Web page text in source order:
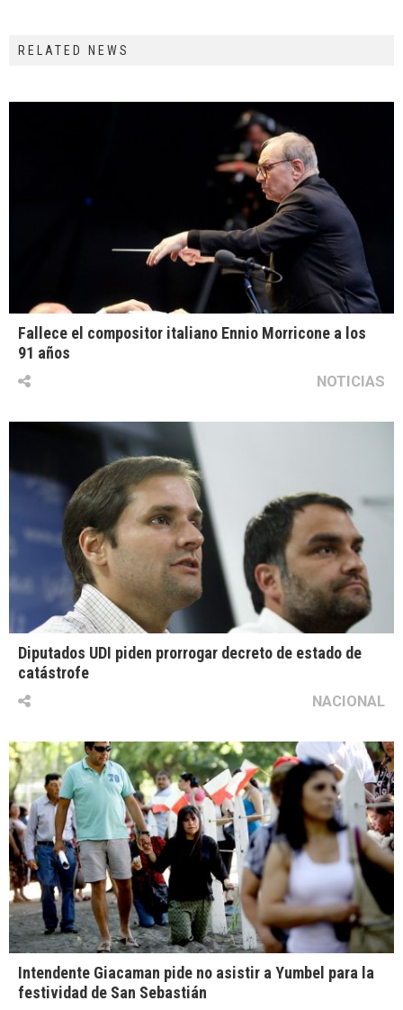
RELATED NEWS
Fallece el compositor italiano Ennio Morricone a los
91 años
NOTICIAS
Diputados UDI piden prorrogar decreto de estado de
catástrofe
NACIONAL
Intendente Giacaman pide no asistir a Yumbel para la
festividad de San Sebastián